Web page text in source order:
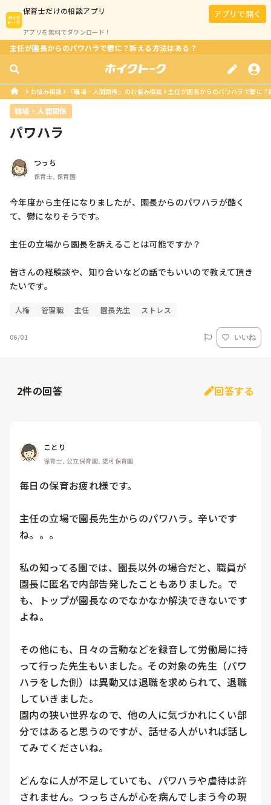
保育士だけの相談アプリ
アプリを無料でダウンロード！
アプリで開く
主任が園長からのパワハラで鬱に？訴える方法はある？
お悩み相談 「職場・人間関係」のお悩み相談 主任が園長からのパワハラで鬱に
職場・人間関係
パワハラ
つっち
保育士, 保育園
今年度から主任になりましたが、園長からのパワハラが酷く
て、鬱になりそうです。
主任の立場から園長を訴えることは可能ですか？
皆さんの経験談や、知り合いなどの話でもいいので教えて頂き
たいです。
人権 管理職 主任 園長先生 ストレス
06/01 いいね
2件の回答 回答する
ことり
保育士, 公立保育園, 認可保育園
毎日の保育お疲れ様です。
主任の立場で園長先生からのパワハラ。辛いです
ね。。。
私の知ってる園では、園長以外の場合だと、職員が
園長に匿名で内部告発したこともありました。で
も、トップが園長なのでなかなか解決できないです
よね。
その他にも、日々の言動などを録音して労働局に持
って行った先生もいました。その対象の先生（パワ
ハラをした側）は異動又は退職を求められて、退職
していきました。
園内の狭い世界なので、他の人に気づかれにくい部
分ではあると思うのですが、話せる人がいれば話し
てみてくださいね。
どんなに人が不足していても、パワハラや虐待は許
されません。つっちさんが心を病んでしまう今の現